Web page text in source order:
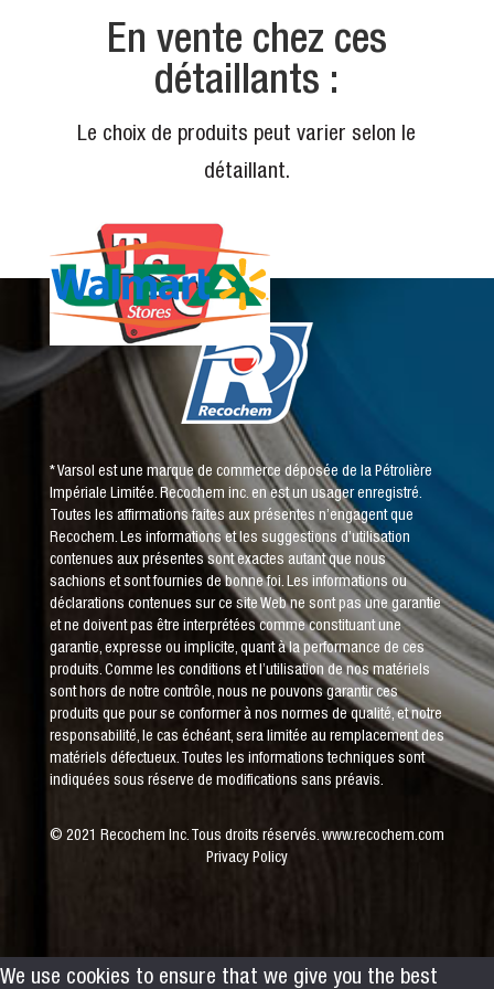
En vente chez ces
détaillants :
Le choix de produits peut varier selon le
détaillant.
* Varsol est une marque de commerce déposée de la Pétrolière
Impériale Limitée. Recochem inc. en est un usager enregistré.
Toutes les affirmations faites aux présentes n’engagent que
Recochem. Les informations et les suggestions d’utilisation
contenues aux présentes sont exactes autant que nous
sachions et sont fournies de bonne foi. Les informations ou
déclarations contenues sur ce site Web ne sont pas une garantie
et ne doivent pas être interprétées comme constituant une
garantie, expresse ou implicite, quant à la performance de ces
produits. Comme les conditions et l’utilisation de nos matériels
sont hors de notre contrôle, nous ne pouvons garantir ces
produits que pour se conformer à nos normes de qualité, et notre
responsabilité, le cas échéant, sera limitée au remplacement des
matériels défectueux. Toutes les informations techniques sont
indiquées sous réserve de modifications sans préavis.
© 2021 Recochem Inc. Tous droits réservés. www.recochem.com
Privacy Policy
We use cookies to ensure that we give you the best